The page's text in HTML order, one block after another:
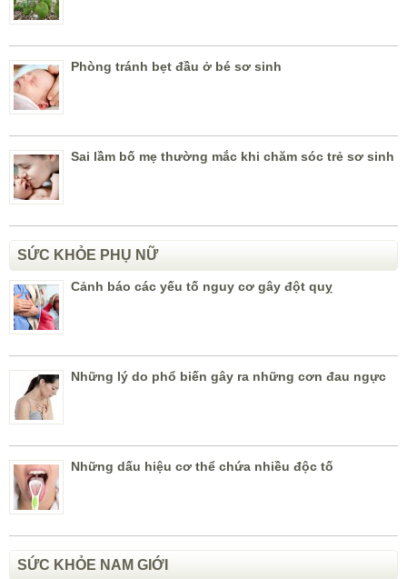
Phòng tránh bẹt đầu ở bé sơ sinh
Sai lầm bố mẹ thường mắc khi chăm sóc trẻ sơ sinh
SỨC KHỎE PHỤ NỮ
Cảnh báo các yếu tố nguy cơ gây đột quỵ
Những lý do phổ biến gây ra những cơn đau ngực
Những dấu hiệu cơ thể chứa nhiều độc tố
SỨC KHỎE NAM GIỚI